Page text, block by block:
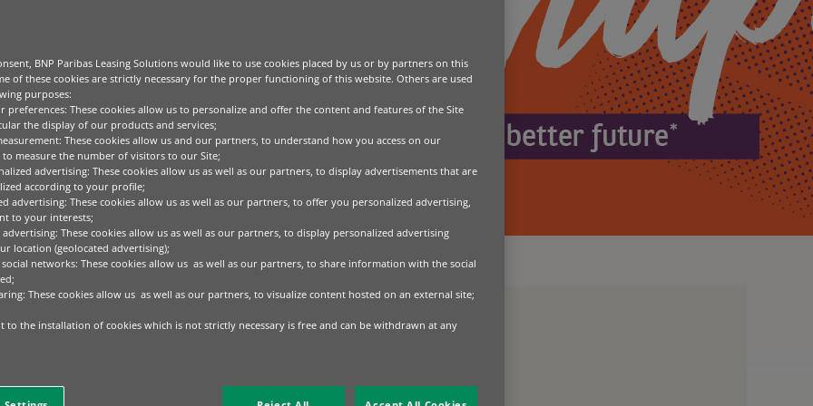
qui, conta.
BNP Paribas Leasing Solutions would like to use cookies placed by us or by partners on this
of these cookies are strictly necessary for the proper functioning of this website. Others are used
purposes:
preferences: These cookies allow us to personalize and offer the content and features of the Site
the display of our products and services;
These cookies allow us and our partners, to understand how you access on our
to measure the number of visitors to our Site;
advertising: These cookies allow us as well as our partners, to display advertisements that are
according to your profile;
advertising: These cookies allow us as well as our partners, to offer you personalized advertising,
to your interests;
advertising: These cookies allow us as well as our partners, to display personalized advertising
location (geolocated advertising);
networks: These cookies allow us as well as our partners, to share information with the social
These cookies allow us as well as our partners, to visualize content hosted on an external site;
to the installation of cookies which is not strictly necessary is free and can be withdrawn at any